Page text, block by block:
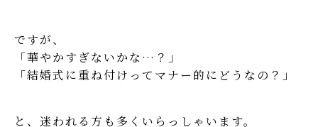
ですが、
「華やかすぎないかな…？」
「結婚式に重ね付けってマナー的にどうなの？」
と、迷われる方も多くいらっしゃいます。